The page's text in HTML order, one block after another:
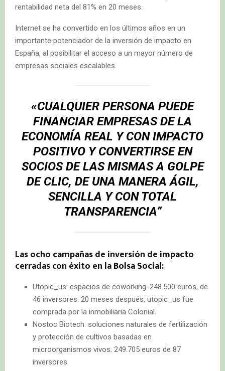
rentabilidad neta del 81% en 20 meses.
Internet se ha convertido en los últimos años en un
importante potenciador de la inversión de impacto en
España, al posibilitar el acceso a un mayor número de
empresas sociales escalables.
«CUALQUIER PERSONA PUEDE
FINANCIAR EMPRESAS DE LA
ECONOMÍA REAL Y CON IMPACTO
POSITIVO Y CONVERTIRSE EN
SOCIOS DE LAS MISMAS A GOLPE
DE CLIC, DE UNA MANERA ÁGIL,
SENCILLA Y CON TOTAL
TRANSPARENCIA”
Las ocho campañas de inversión de impacto
cerradas con éxito en laBolsa Social:
Utopic_us: espacios de coworking. 248.500 euros, de
46 inversores. 20 meses después, utopic_us fue
comprada por la inmobiliaria Colonial.
Nostoc Biotech: soluciones naturales de fertilización
y protección de cultivos basadas en
microorganismos vivos. 249.705 euros de 87
inversores.